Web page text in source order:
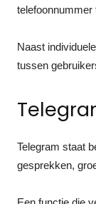
telefoonnummer
Naast
tussen
Telegram staat
gesprekken,